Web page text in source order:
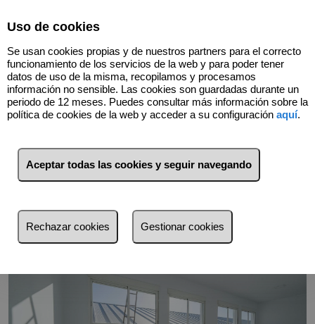
Volver
Uso de cookies
Se usan cookies propias y de nuestros partners para el correcto
funcionamiento de los servicios de la web y para poder tener
datos de uso de la misma, recopilamos y procesamos
información no sensible. Las cookies son guardadas durante un
periodo de 12 meses. Puedes consultar más información sobre la
política de cookies de la web y acceder a su configuración aquí.
Aceptar todas las cookies y seguir navegando
Rechazar cookies Gestionar cookies